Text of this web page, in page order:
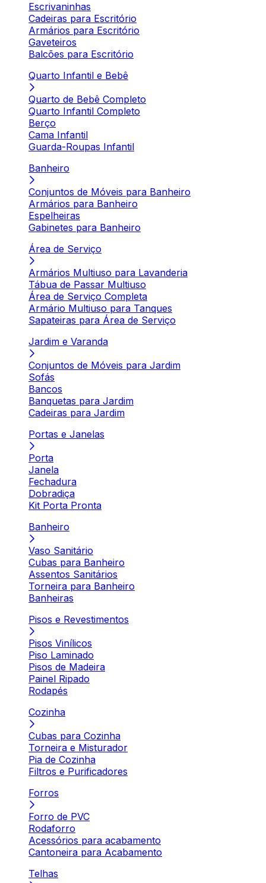
Escrivaninhas
Cadeiras para Escritório
Armários para Escritório
Gaveteiros
Balcões para Escritório
Quarto Infantil e Bebê
Quarto de Bebê Completo
Quarto Infantil Completo
Berço
Cama Infantil
Guarda-Roupas Infantil
Banheiro
Conjuntos de Móveis para Banheiro
Armários para Banheiro
Espelheiras
Gabinetes para Banheiro
Área de Serviço
Armários Multiuso para Lavanderia
Tábua de Passar Multiuso
Área de Serviço Completa
Armário Multiuso para Tanques
Sapateiras para Área de Serviço
Jardim e Varanda
Conjuntos de Móveis para Jardim
Sofás
Bancos
Banquetas para Jardim
Cadeiras para Jardim
Portas e Janelas
Porta
Janela
Fechadura
Dobradiça
Kit Porta Pronta
Banheiro
Vaso Sanitário
Cubas para Banheiro
Assentos Sanitários
Torneira para Banheiro
Banheiras
Pisos e Revestimentos
Pisos Vinílicos
Piso Laminado
Pisos de Madeira
Painel Ripado
Rodapés
Cozinha
Cubas para Cozinha
Torneira e Misturador
Pia de Cozinha
Filtros e Purificadores
Forros
Forro de PVC
Rodaforro
Acessórios para acabamento
Cantoneira para Acabamento
Telhas